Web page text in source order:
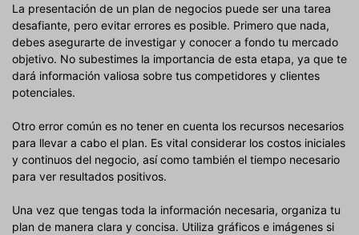
La presentación de un plan de negocios puede ser una tarea
desafiante, pero evitar errores es posible. Primero que nada,
debes asegurarte de investigar y conocer a fondo tu mercado
objetivo. No subestimes la importancia de esta etapa, ya que te
dará información valiosa sobre tus competidores y clientes
potenciales.
Otro error común es no tener en cuenta los recursos necesarios
para llevar a cabo el plan. Es vital considerar los costos iniciales
y continuos del negocio, así como también el tiempo necesario
para ver resultados positivos.
Una vez que tengas toda la información necesaria, organiza tu
plan de manera clara y concisa. Utiliza gráficos e imágenes si